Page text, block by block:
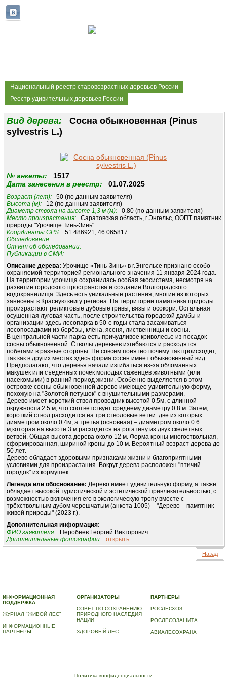
Национальный реестр старовозрастных деревьев России
Реестр удивительных деревьев России
Вид дерева: Сосна обыкновенная (Pinus
sylvestris L.)
№ анкеты: 1517
Дата занесения в реестр: 01.07.2025
Возраст (лет):50 (по данным заявителя)
Высота (м):12 (по данным заявителя)
Диаметр ствола на высоте 1,3 м (м):0.80 (по данным заявителя)
Место произрастания:Саратовская область, г.Энгельс, ООПТ памятник
природы "Урочище Тинь-Зинь".
Координаты GPS:51.486921, 46.065817
Обследование:
Отчет об обследовании:
Публикации в СМИ:
Описание дерева: Урочище «Тинь-Зинь» в г.Энгельсе признано особо
охраняемой территорией регионального значения 11 января 2024 года.
На территории урочища сохранилась особая экосистема, несмотря на
развитие городского пространства и создание Волгоградского
водохранилища. Здесь есть уникальные растения, многие из которых
занесены в Красную книгу региона. На территории памятника природы
произрастают реликтовые дубовые гривы, вязы и осокори. Остальная
осушенная луговая часть, после строительства городской дамбы и
организации здесь лесопарка в 50-е годы стала засаживаться
лесопосадками из берёзы, клёна, ясеня, лиственницы и сосны.
В центральной части парка есть причудливое криволесье из посадок
сосны обыкновенной. Стволы деревьев изгибаются и расходятся
побегами в разные стороны. Не совсем понятно почему так происходит,
так как в других местах здесь форма сосен имеет обыкновенный вид.
Предполагают, что деревья начали изгибаться из-за обломанных
макушек или съеденных почек молодых саженцев животными (или
насекомыми) в ранний период жизни. Особенно выделяется в этом
островке сосны обыкновенной дерево имеющее удивительную форму,
похожую на "Золотой петушок" с внушительными размерами.
Дерево имеет короткий ствол проводник высотой 0.5м, с длинной
окружности 2.5 м, что соответствует среднему диаметру 0.8 м. Затем,
короткий ствол расходится на три стволовые ветви: две из которых
диаметром около 0.4м, а третья (основная) – диаметром около 0.6
м,которая на высоте 3 м расходится на рогатину из двух скелетных
ветвей. Общая высота дерева около 12 м. Форма кроны многоствольная,
сформированная, шириной кроны до 10 м. Вероятный возраст дерева до
50 лет.
Дерево обладает здоровыми признаками жизни и благоприятными
условиями для произрастания. Вокруг дерева расположен "птичий
городок" из кормушек.
Легенда или обоснование: Дерево имеет удивительную форму, а также
обладает высокой туристической и эстетической привлекательностью, с
возможностью включения его в экологическую тропу вместе с
трёхствольным дубом черешчатым (анкета 1005) – "Дерево – памятник
живой природы" (2023 г.).
Дополнительная информация:
ФИО заявителя:Неробеев Георгий Викторович
Дополнительные фотографии:
открыть
Назад
ИНФОРМАЦИОННАЯ
ПОДДЕРЖКА
ЖУРНАЛ "ЖИВОЙ ЛЕС"
ИНФОРМАЦИОННЫЕ
ПАРТНЕРЫ
ОРГАНИЗАТОРЫ
СОВЕТ ПО СОХРАНЕНИЮ
ПРИРОДНОГО НАСЛЕДИЯ
НАЦИИ
ЗДОРОВЫЙ ЛЕС
ПАРТНЕРЫ
РОСЛЕСХОЗ
РОСЛЕСОЗАЩИТА
АВИАЛЕСОХРАНА
Политика конфиденциальности